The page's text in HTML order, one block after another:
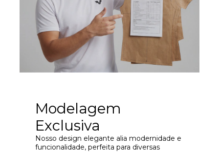
Modelagem
Exclusiva
Nosso design elegante alia modernidade e
funcionalidade, perfeita para diversas